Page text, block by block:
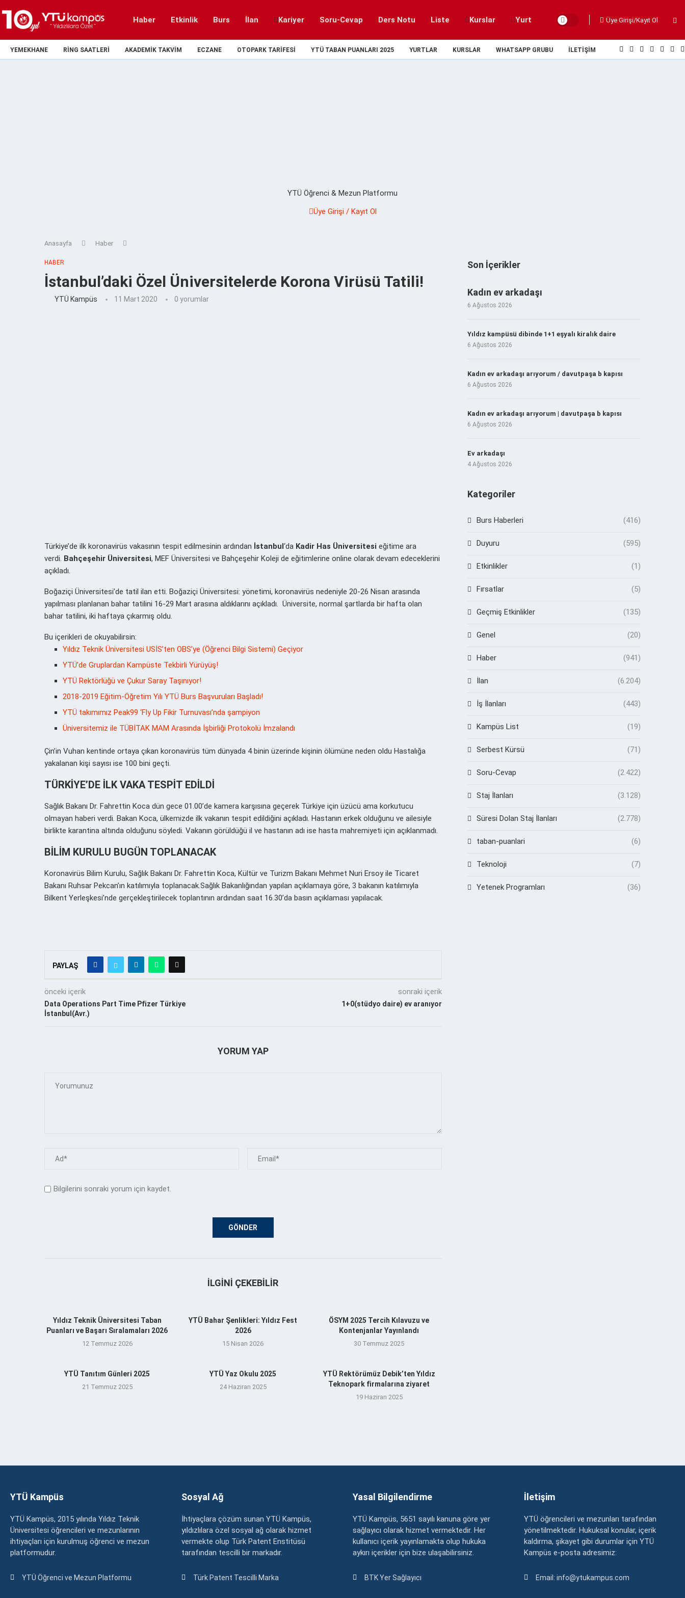
Haber Etkinlik Burs İlan Kariyer Soru-Cevap Ders Notu Liste Kurslar Yurt Üye Girişi/Kayıt Ol
YEMEKHANE RING SAATLERI AKADEMIK TAKVIM ECZANE OTOPARK TARIFESI YTÜ TABAN PUANLARI 2025 YURTLAR KURSLAR WHATSAPP GRUBU İLETIŞIM
YTÜ Öğrenci & Mezun Platformu
Üye Girişi / Kayıt Ol
Anasayfa Haber
HABER
İstanbul’daki Özel Üniversitelerde Korona Virüsü Tatili!
YTÜ Kampüs 11 Mart 2020 0 yorumlar
Türkiye’de ilk koronavirüs vakasının tespit edilmesinin ardından İstanbul‘da Kadir Has Üniversitesi eğitime ara
verdi. Bahçeşehir Üniversitesi, MEF Üniversitesi ve Bahçeşehir Koleji de eğitimlerine online olarak devam edeceklerini
açıkladı.
Boğaziçi Üniversitesi’de tatil ilan etti. Boğaziçi Üniversitesi: yönetimi, koronavirüs nedeniyle 20-26 Nisan arasında
yapılması planlanan bahar tatilini 16-29 Mart arasına aldıklarını açıkladı. Üniversite, normal şartlarda bir hafta olan
bahar tatilini, iki haftaya çıkarmış oldu.
Bu içerikleri de okuyabilirsin:
Yıldız Teknik Üniversitesi USİS’ten OBS’ye (Öğrenci Bilgi Sistemi) Geçiyor
YTÜ’de Gruplardan Kampüste Tekbirli Yürüyüş!
YTÜ Rektörlüğü ve Çukur Saray Taşınıyor!
2018-2019 Eğitim-Öğretim Yılı YTÜ Burs Başvuruları Başladı!
YTÜ takımımız Peak99 ‘Fly Up Fikir Turnuvası’nda şampiyon
Üniversitemiz ile TÜBİTAK MAM Arasında İşbirliği Protokolü İmzalandı
Çin’in Vuhan kentinde ortaya çıkan koronavirüs tüm dünyada 4 binin üzerinde kişinin ölümüne neden oldu Hastalığa
yakalanan kişi sayısı ise 100 bini geçti.
TÜRKİYE’DE İLK VAKA TESPİT EDİLDİ
Sağlık Bakanı Dr. Fahrettin Koca dün gece 01.00’de kamera karşısına geçerek Türkiye için üzücü ama korkutucu
olmayan haberi verdi. Bakan Koca, ülkemizde ilk vakanın tespit edildiğini açıkladı. Hastanın erkek olduğunu ve ailesiyle
birlikte karantina altında olduğunu söyledi. Vakanın görüldüğü il ve hastanın adı ise hasta mahremiyeti için açıklanmadı.
BİLİM KURULU BUGÜN TOPLANACAK
Koronavirüs Bilim Kurulu, Sağlık Bakanı Dr. Fahrettin Koca, Kültür ve Turizm Bakanı Mehmet Nuri Ersoy ile Ticaret
Bakanı Ruhsar Pekcan’ın katılımıyla toplanacak.Sağlık Bakanlığından yapılan açıklamaya göre, 3 bakanın katılımıyla
Bilkent Yerleşkesi’nde gerçekleştirilecek toplantının ardından saat 16.30’da basın açıklaması yapılacak.
PAYLAŞ
önceki içerik
Data Operations Part Time Pfizer Türkiye
İstanbul(Avr.)
sonraki içerik
1+0(stüdyo daire) ev aranıyor
YORUM YAP
Bilgilerini sonraki yorum için kaydet.
İLGINI ÇEKEBILIR
Yıldız Teknik Üniversitesi Taban
Puanları ve Başarı Sıralamaları 2026
12 Temmuz 2026
YTÜ Bahar Şenlikleri: Yıldız Fest
2026
15 Nisan 2026
ÖSYM 2025 Tercih Kılavuzu ve
Kontenjanlar Yayınlandı
30 Temmuz 2025
YTÜ Tanıtım Günleri 2025
21 Temmuz 2025
YTÜ Yaz Okulu 2025
24 Haziran 2025
YTÜ Rektörümüz Debik’ten Yıldız
Teknopark firmalarına ziyaret
19 Haziran 2025
Son İçerikler
Kadın ev arkadaşı
6 Ağustos 2026
Yıldız kampüsü dibinde 1+1 eşyalı kiralık daire
6 Ağustos 2026
Kadın ev arkadaşı arıyorum / davutpaşa b kapısı
6 Ağustos 2026
Kadın ev arkadaşı arıyorum | davutpaşa b kapısı
6 Ağustos 2026
Ev arkadaşı
4 Ağustos 2026
Kategoriler
Burs Haberleri (416)
Duyuru (595)
Etkinlikler (1)
Fırsatlar (5)
Geçmiş Etkinlikler (135)
Genel (20)
Haber (941)
İlan (6.204)
İş İlanları (443)
Kampüs List (19)
Serbest Kürsü (71)
Soru-Cevap (2.422)
Staj İlanları (3.128)
Süresi Dolan Staj İlanları (2.778)
taban-puanlari (6)
Teknoloji (7)
Yetenek Programları (36)
YTÜ Kampüs
YTÜ Kampüs, 2015 yılında Yıldız Teknik
Üniversitesi öğrencileri ve mezunlarının
ihtiyaçları için kurulmuş öğrenci ve mezun
platformudur.
YTÜ Öğrenci ve Mezun Platformu
Sosyal Ağ
İhtiyaçlara çözüm sunan YTÜ Kampüs,
yıldızlılara özel sosyal ağ olarak hizmet
vermekte olup Türk Patent Enstitüsü
tarafından tescilli bir markadır.
Türk Patent Tescilli Marka
Yasal Bilgilendirme
YTÜ Kampüs, 5651 sayılı kanuna göre yer
sağlayıcı olarak hizmet vermektedir. Her
kullanıcı içerik yayınlamakta olup hukuka
aykırı içerikler için bize ulaşabilirsiniz.
BTK Yer Sağlayıcı
İletişim
YTÜ öğrencileri ve mezunları tarafından
yönetilmektedir. Hukuksal konular, içerik
kaldırma, şikayet gibi durumlar için YTÜ
Kampüs e-posta adresimiz:
Email: info@ytukampus.com